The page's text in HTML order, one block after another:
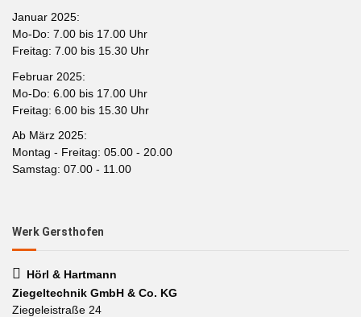
Januar 2025:
Mo-Do: 7.00 bis 17.00 Uhr
Freitag: 7.00 bis 15.30 Uhr
Februar 2025:
Mo-Do: 6.00 bis 17.00 Uhr
Freitag: 6.00 bis 15.30 Uhr
Ab März 2025:
Montag - Freitag: 05.00 - 20.00
Samstag: 07.00 - 11.00
Werk Gersthofen
Hörl & Hartmann
Ziegeltechnik GmbH & Co. KG
Ziegeleistraße 24